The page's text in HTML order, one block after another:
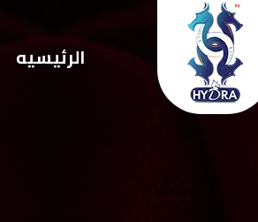
الرئيسيه